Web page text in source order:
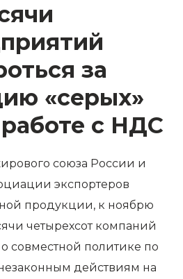
за
«серых»
с НДС
союза России и
экспортеров
продукции, к ноябрю
четырехсот компаний
совместной политике по
действиям на